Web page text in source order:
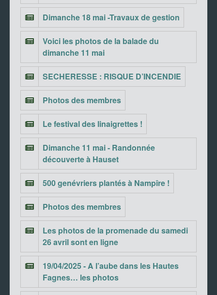
Dimanche 18 mai -Travaux de gestion
Voici les photos de la balade du
dimanche 11 mai
SECHERESSE : RISQUE D’INCENDIE
Photos des membres
Le festival des linaigrettes !
Dimanche 11 mai - Randonnée
découverte à Hauset
500 genévriers plantés à Nampîre !
Photos des membres
Les photos de la promenade du samedi
26 avril sont en ligne
19/04/2025 - A l’aube dans les Hautes
Fagnes… les photos